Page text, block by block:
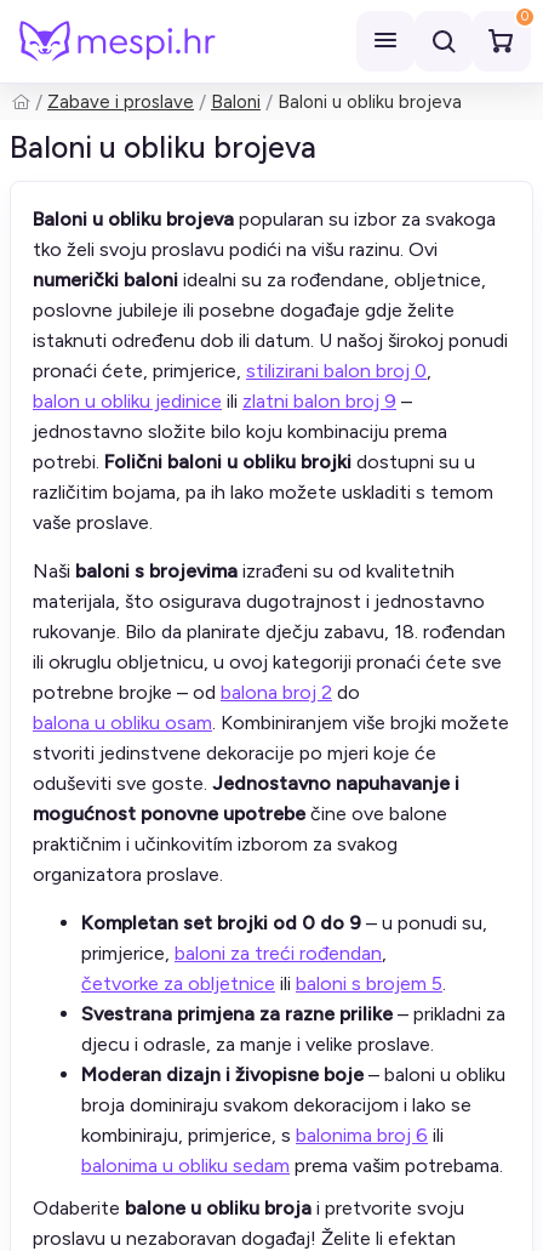
0
Pretraži
Zabave i proslave Baloni Baloni u obliku brojeva
Baloni u obliku brojeva
Baloni u obliku brojeva popularan su izbor za svakoga
tko želi svoju proslavu podići na višu razinu. Ovi
numerički baloni idealni su za rođendane, obljetnice,
poslovne jubileje ili posebne događaje gdje želite
istaknuti određenu dob ili datum. U našoj širokoj ponudi
pronaći ćete, primjerice, stilizirani balon broj 0,
balon u obliku jedinice ili zlatni balon broj 9 –
jednostavno složite bilo koju kombinaciju prema
potrebi. Folični baloni u obliku brojki dostupni su u
različitim bojama, pa ih lako možete uskladiti s temom
vaše proslave.
Naši baloni s brojevima izrađeni su od kvalitetnih
materijala, što osigurava dugotrajnost i jednostavno
rukovanje. Bilo da planirate dječju zabavu, 18. rođendan
ili okruglu obljetnicu, u ovoj kategoriji pronaći ćete sve
potrebne brojke – od balona broj 2 do
balona u obliku osam. Kombiniranjem više brojki možete
stvoriti jedinstvene dekoracije po mjeri koje će
oduševiti sve goste. Jednostavno napuhavanje i
mogućnost ponovne upotrebe čine ove balone
praktičnim i učinkovitím izborom za svakog
organizatora proslave.
Kompletan set brojki od 0 do 9 – u ponudi su,
primjerice, baloni za treći rođendan,
četvorke za obljetnice ili baloni s brojem 5.
Svestrana primjena za razne prilike – prikladni za
djecu i odrasle, za manje i velike proslave.
Moderan dizajn i živopisne boje – baloni u obliku
broja dominiraju svakom dekoracijom i lako se
kombiniraju, primjerice, s balonima broj 6 ili
balonima u obliku sedam prema vašim potrebama.
Odaberite balone u obliku broja i pretvorite svoju
proslavu u nezaboravan događaj! Želite li efektan